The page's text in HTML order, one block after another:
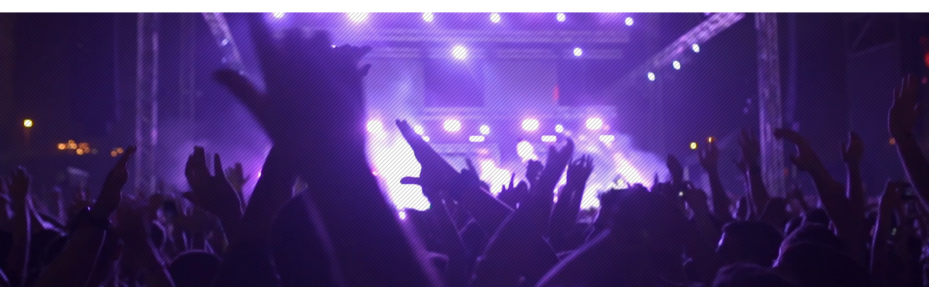
entredicho en los tiempos
de la IA?
curso de colisión para
materializar su siguiente
álbum de estudio
amalgama de
musical, audiovisual,
editorial y escénica en el
marco de Encuentro
Multiversos-NGM